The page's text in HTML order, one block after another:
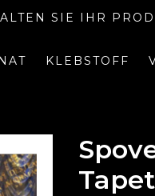
SIE IHR
KLEBSTOFF